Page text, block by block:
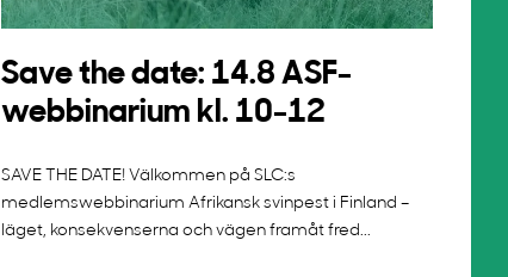
Save the date: 14.8 ASF-
webbinarium kl. 10-12
SAVE THE DATE! Välkommen på SLC:s
medlemswebbinarium Afrikansk svinpest i Finland –
läget, konsekvenserna och vägen framåt fred...